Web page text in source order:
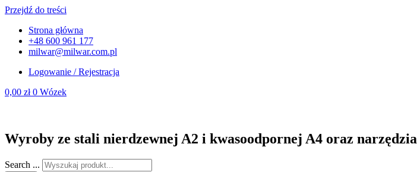
Przejdź do treści
Strona główna
+48 600 961 177
milwar@milwar.com.pl
Logowanie / Rejestracja
0,00 zł 0 Wózek
Wyroby ze stali nierdzewnej A2 i kwasoodpornej A4 oraz narzędzia
Search ...